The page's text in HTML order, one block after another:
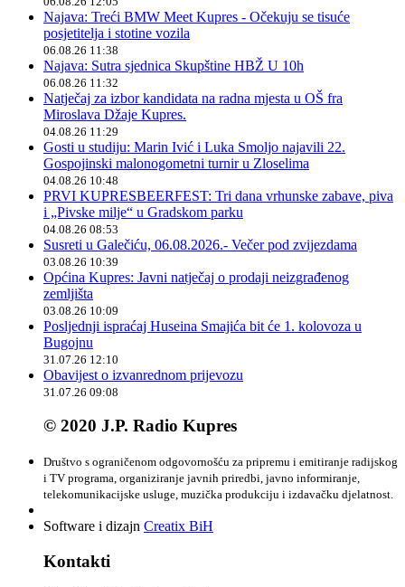
Najava: Treći BMW Meet Kupres - Očekuju se tisuće
posjetitelja i stotine vozila
06.08.26 11:38
Najava: Sutra sjednica Skupštine HBŽ U 10h
06.08.26 11:32
Natječaj za izbor kandidata na radna mjesta u OŠ fra
Miroslava Džaje Kupres.
04.08.26 11:29
Gosti u studiju: Marin Ivić i Luka Smoljo najavili 22.
Gospojinski malonogometni turnir u Zloselima
04.08.26 10:48
PRVI KUPRESBEERFEST: Tri dana vrhunske zabave, piva
i „Pivske milje“ u Gradskom parku
04.08.26 08:53
Susreti u Galečiću, 06.08.2026.- Večer pod zvijezdama
03.08.26 10:39
Općina Kupres: Javni natječaj o prodaji neizgrađenog
zemljišta
03.08.26 10:09
Posljednji ispraćaj Huseina Smajića bit će 1. kolovoza u
Bugojnu
31.07.26 12:10
Obavijest o izvanrednom prijevozu
31.07.26 09:08
© 2020 J.P. Radio Kupres
Društvo s ograničenom odgovornošću za pripremu i emitiranje radijskog
i TV programa, organiziranje javnih priredbi, javno informiranje,
telekomunikacijske usluge, muzička produkciju i izdavačku djelatnost.
Software i dizajn Creatix BiH
Kontakti